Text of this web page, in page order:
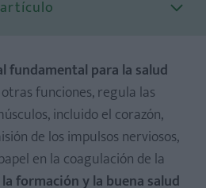
fundamental para la salud
funciones, regula las
incluido el corazón,
de los impulsos nerviosos,
en la coagulación de la
formación y la buena salud